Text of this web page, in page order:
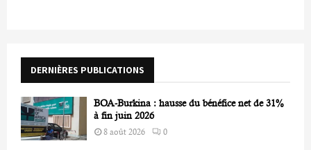
r
DERNIÈRES PUBLICATIONS
BOA-Burkina : hausse du bénéfice net de 31%
à fin juin 2026
8 août 2026 0